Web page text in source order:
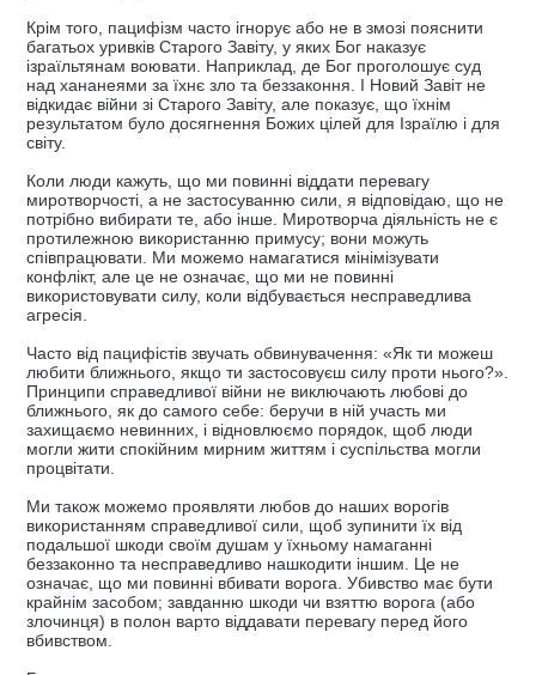
Крім того, пацифізм часто ігнорує або не в змозі пояснити
багатьох уривків Старого Завіту, у яких Бог наказує
ізраїльтянам воювати. Наприклад, де Бог проголошує суд
над хананеями за їхнє зло та беззаконня. І Новий Завіт не
відкидає війни зі Старого Завіту, але показує, що їхнім
результатом було досягнення Божих цілей для Ізраїлю і для
світу.
Коли люди кажуть, що ми повинні віддати перевагу
миротворчості, а не застосуванню сили, я відповідаю, що не
потрібно вибирати те, або інше. Миротворча діяльність не є
протилежною використанню примусу; вони можуть
співпрацювати. Ми можемо намагатися мінімізувати
конфлікт, але це не означає, що ми не повинні
використовувати силу, коли відбувається несправедлива
агресія.
Часто від пацифістів звучать обвинувачення: «Як ти можеш
любити ближнього, якщо ти застосовуєш силу проти нього?».
Принципи справедливої війни не виключають любові до
ближнього, як до самого себе: беручи в ній участь ми
захищаємо невинних, і відновлюємо порядок, щоб люди
могли жити спокійним мирним життям і суспільства могли
процвітати.
Ми також можемо проявляти любов до наших ворогів
використанням справедливої сили, щоб зупинити їх від
подальшої шкоди своїм душам у їхньому намаганні
беззаконно та несправедливо нашкодити іншим. Це не
означає, що ми повинні вбивати ворога. Убивство має бути
крайнім засобом; завданню шкоди чи взяттю ворога (або
злочинця) в полон варто віддавати перевагу перед його
вбивством.